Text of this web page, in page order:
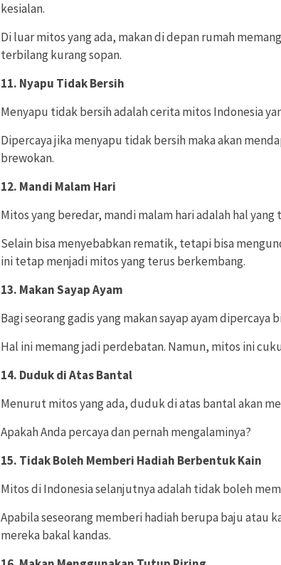
kesialan.
Di luar mitos yang ada, makan di depan rumah
terbilang kurang sopan.
11. Nyapu Tidak Bersih
Menyapu tidak bersih adalah cerita mitos Indonesia
Dipercaya jika menyapu tidak bersih maka akan
brewokan.
12. Mandi Malam Hari
Mitos yang beredar, mandi malam hari adalah hal yang
Selain bisa menyebabkan rematik, tetapi bisa
ini tetap menjadi mitos yang terus berkembang.
13. Makan Sayap Ayam
Bagi seorang gadis yang makan sayap ayam dipercaya
Hal ini memang jadi perdebatan. Namun, mitos ini
14. Duduk di Atas Bantal
Menurut mitos yang ada, duduk di atas bantal akan
Apakah Anda percaya dan pernah mengalaminya?
15. Tidak Boleh Memberi Hadiah Berbentuk Kain
Mitos di Indonesia selanjutnya adalah tidak boleh
Apabila seseorang memberi hadiah berupa baju atau
mereka bakal kandas.